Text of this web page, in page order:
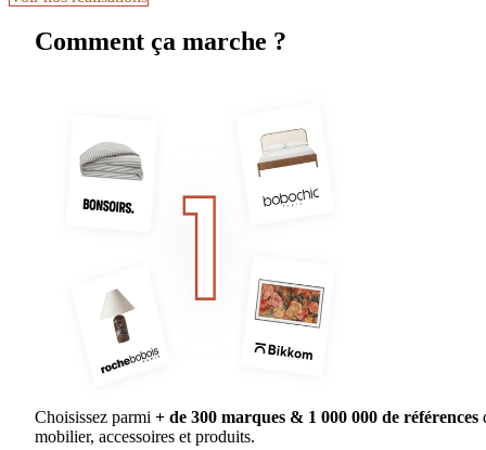
Comment ça marche ?
Choisissez parmi + de 300 marques & 1 000 000 de références
mobilier, accessoires et produits.